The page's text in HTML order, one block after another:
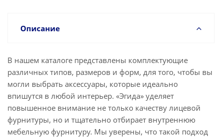
Описание
В нашем каталоге представлены комплектующие
различных типов, размеров и форм, для того, чтобы вы
могли выбрать аксессуары, которые идеально
впишутся в любой интерьер. «Эгида» уделяет
повышенное внимание не только качеству лицевой
фурнитуры, но и тщательно отбирает внутреннюю
мебельную фурнитуру. Мы уверены, что такой подход